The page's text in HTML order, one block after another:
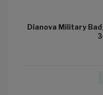
Dianova Military